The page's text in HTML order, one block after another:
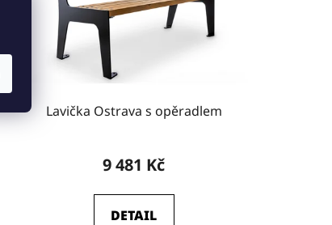
Lavička Ostrava s opěradlem
9 481 Kč
DETAIL